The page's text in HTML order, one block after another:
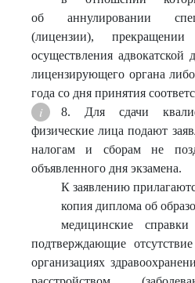
об аннулировании
(лицензии),
осуществления
лицензирующего органа
года со дня принятия
8. Для сдачи
физические лица подают
налогам и сборам не
объявленного дня экзамена.
К заявлению
копия диплома об
медицинские
подтверждающие
организациях